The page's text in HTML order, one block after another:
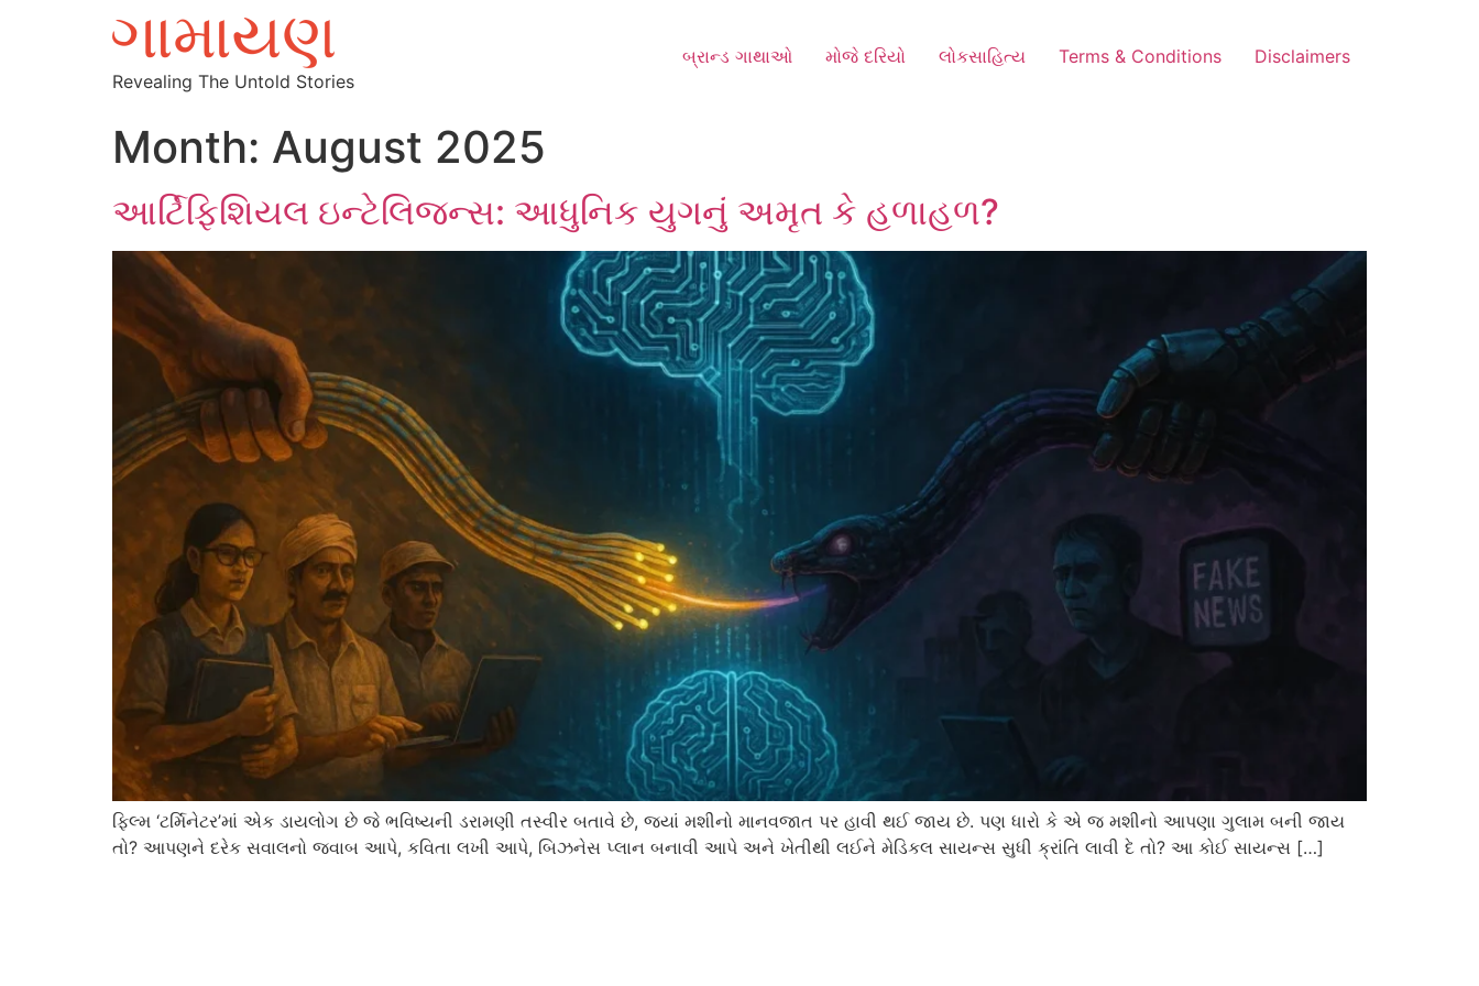
Revealing The Untold Stories
બ્રાન્ડ ગાથાઓ મોજે દરિયો લોકસાહિત્ય Terms & Conditions Disclaimers
Month: August 2025
આર્ટિફિશિયલ ઇન્ટેલિજન્સ: આધુનિક યુગનું અમૃત કે હળાહળ?
ફિલ્મ ‘ટર્મિનેટર’માં એક ડાયલોગ છે જે ભવિષ્યની ડરામણી તસ્વીર બતાવે છે, જ્યાં મશીનો માનવજાત પર હાવી થઈ જાય છે. પણ ધારો કે એ જ મશીનો આપણા ગુલામ બની જાય
તો? આપણને દરેક સવાલનો જવાબ આપે, કવિતા લખી આપે, બિઝનેસ પ્લાન બનાવી આપે અને ખેતીથી લઈને મેડિકલ સાયન્સ સુધી ક્રાંતિ લાવી દે તો? આ કોઈ સાયન્સ […]